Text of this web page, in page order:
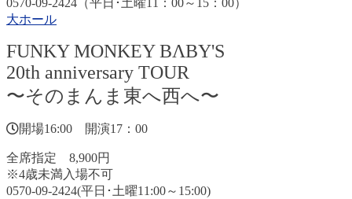
0570-09-2424（平日･土曜11：00～15：00）
大ホール
FUNKY MONKEY BΛBY'S
20th anniversary TOUR
〜そのまんま東へ西へ〜
開場16:00 開演17：00
全席指定 8,900円
※4歳未満入場不可
0570-09-2424(平日･土曜11:00～15:00)